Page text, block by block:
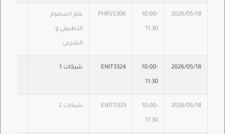
2026/05/18
10:00-
11:30
PHRS5306 علم السموم
التطبيقي و
الشرعي
2026/05/18
10:00-
11:30
ENIT3324 شبكات 1
2026/05/18
10:00-
11:30
ENIT5323 شبكات 2